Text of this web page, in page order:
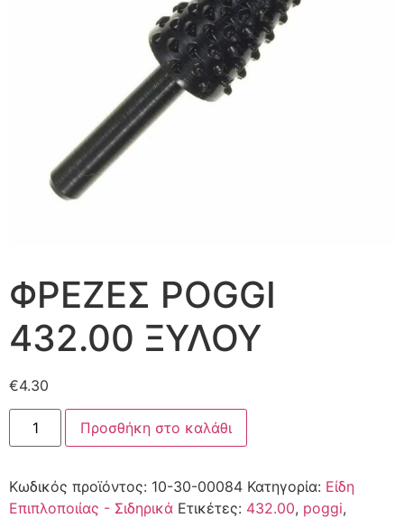
ΦΡΕΖΕΣ POGGI
432.00 ΞΥΛΟΥ
€4.30
Προσθήκη στο καλάθι
Κωδικός προϊόντος: 10-30-00084 Κατηγορία: Είδη
Επιπλοποιίας - Σιδηρικά Ετικέτες: 432.00, poggi,